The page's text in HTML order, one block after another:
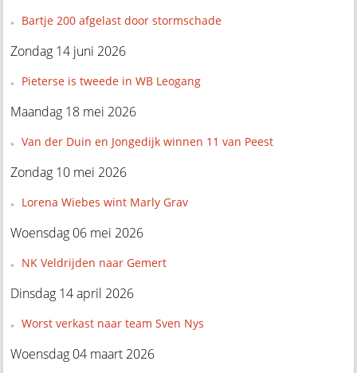
Bartje 200 afgelast door stormschade
Zondag 14 juni 2026
Pieterse is tweede in WB Leogang
Maandag 18 mei 2026
Van der Duin en Jongedijk winnen 11 van Peest
Zondag 10 mei 2026
Lorena Wiebes wint Marly Grav
Woensdag 06 mei 2026
NK Veldrijden naar Gemert
Dinsdag 14 april 2026
Worst verkast naar team Sven Nys
Woensdag 04 maart 2026